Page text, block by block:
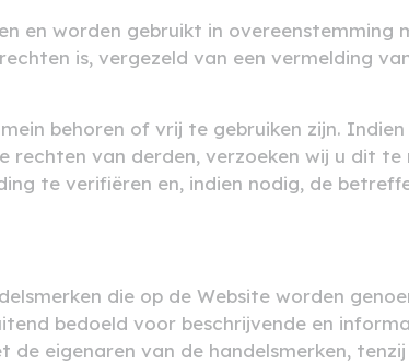
en worden gebruikt in overeenstemming
is, vergezeld van een vermelding
behoren of vrij te gebruiken zijn. Indien
van derden, verzoeken wij u dit te
te verifiëren en, indien nodig, de
die op de Website worden
bedoeld voor beschrijvende en
eigenaren van de handelsmerken, tenzij